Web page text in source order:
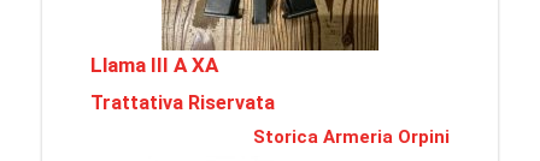
Llama III A XA
Trattativa Riservata
Storica Armeria Orpini